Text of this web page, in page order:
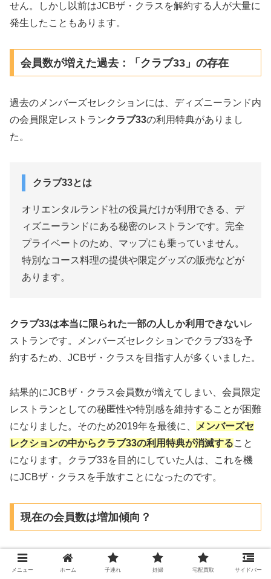
せん。しかし以前はJCBザ・クラスを解約する人が大量に
発生したこともあります。
会員数が増えた過去：「クラブ33」の存在
過去のメンバーズセレクションには、ディズニーランド内
の会員限定レストランクラブ33の利用特典がありまし
た。
クラブ33とは
オリエンタルランド社の役員だけが利用できる、デ
ィズニーランドにある秘密のレストランです。完全
プライベートのため、マップにも乗っていません。
特別なコース料理の提供や限定グッズの販売などが
あります。
クラブ33は本当に限られた一部の人しか利用できないレ
ストランです。メンバーズセレクションでクラブ33を予
約するため、JCBザ・クラスを目指す人が多くいました。
結果的にJCBザ・クラス会員数が増えてしまい、会員限定
レストランとしての秘匿性や特別感を維持することが困難
になりました。そのため2019年を最後に、
メンバーズセ
レクションの中からクラブ33の利用特典が消滅すること
になります。クラブ33を目的にしていた人は、これを機
にJCBザ・クラスを手放すことになったのです。
現在の会員数は増加傾向？
正確な会員数の実態は公表されていませんが、５年前と比
べるとJCBザ・クラスの所有者は減少していることでしょ
メニュー ホーム 子連れ 妊婦 宅配買取 サイドバー